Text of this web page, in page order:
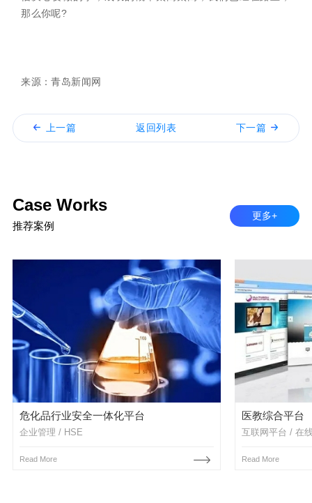
那么你呢?
来源：青岛新闻网
上一篇 返回列表 下一篇
Case Works
推荐案例
更多+
危化品行业安全一体化平台
企业管理 / HSE
Read More
医教综合平台
互联网平台 / 在
Read More